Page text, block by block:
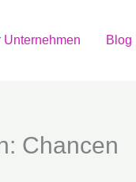
Unternehmen Blog
Chancen